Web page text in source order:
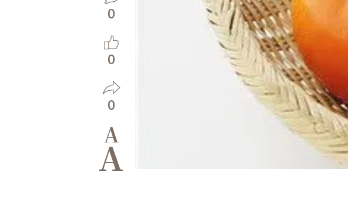
0
0
0
A
A